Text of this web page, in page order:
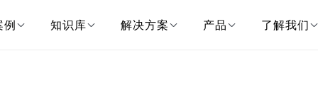
例 知识库 解决方案 产品 了解我们